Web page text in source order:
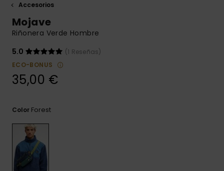
respuestas a
las preguntas
Accesorios
Mojave
Riñonera Verde Hombre
5.0
(1 Reseñas)
ECO-BONUS
35,00 €
Color Forest